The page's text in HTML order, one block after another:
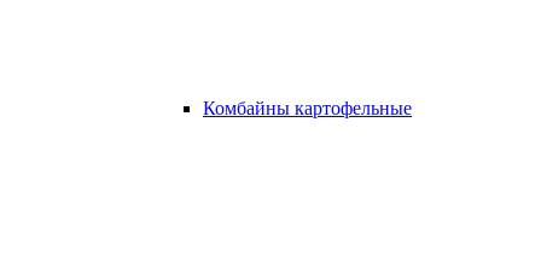
Комбайны картофельные